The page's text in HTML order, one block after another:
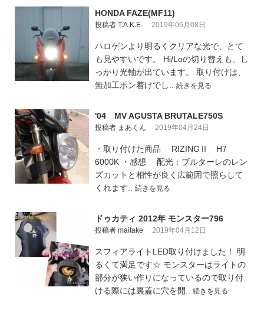
HONDA FAZE(MF11)
投稿者 T.A.K.E. 2019年06月08日
ハロゲンより明るくクリアな光で、とて
も見やすいです。 Hi/Loの切り替えも、し
っかり光軸が出ています。 取り付けは、
無加工ポン着けでし.. 続きを見る
'04 MV AGUSTA BRUTALE750S
投稿者 まあくん 2019年04月24日
・取り付けた商品 RIZINGⅡ H7
6000K ・感想 配光：ブルターレのレン
ズカットと相性が良く広範囲で照らして
くれます.. 続きを見る
ドゥカティ 2012年 モンスター796
投稿者 maitake 2019年04月12日
スフィアライトLED取り付けました！ 明
るくて満足です☆ モンスターはライトの
部分が狭い作りになっているので取り付
ける際には裏蓋に穴を開.. 続きを見る